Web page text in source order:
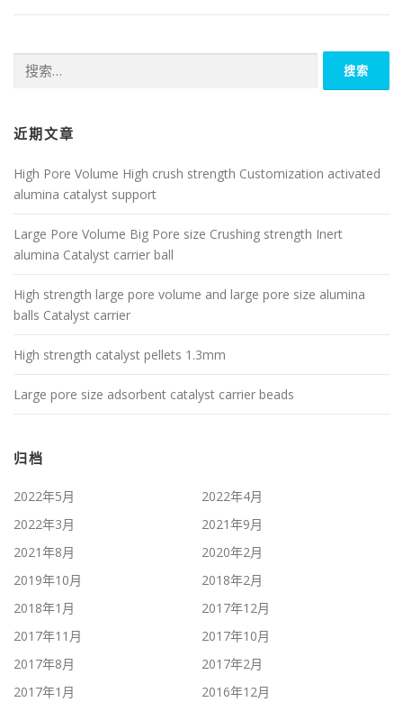
索：
近期文章
High Pore Volume High crush strength Customization activated
alumina catalyst support
Large Pore Volume Big Pore size Crushing strength Inert
alumina Catalyst carrier ball
High strength large pore volume and large pore size alumina
balls Catalyst carrier
High strength catalyst pellets 1.3mm
Large pore size adsorbent catalyst carrier beads
归档
2022年5月
2022年4月
2022年3月
2021年9月
2021年8月
2020年2月
2019年10月
2018年2月
2018年1月
2017年12月
2017年11月
2017年10月
2017年8月
2017年2月
2017年1月
2016年12月